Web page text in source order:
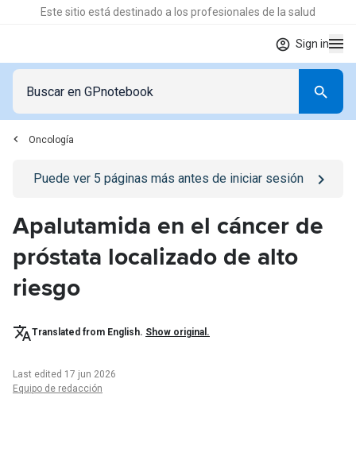
Este sitio está destinado a los profesionales de la salud
Sign in
Oncología
Go to/iniciar-sesionpage
Puede ver 5 páginas más antes de iniciar sesión
Apalutamida en el cáncer de
próstata localizado de alto
riesgo
Translated from English. Show original.
Last edited 17 jun 2026
Equipo de redacción